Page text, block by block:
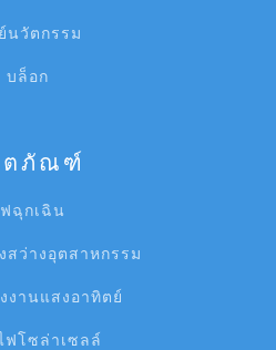
นวัตกรรม
บล็อก
ตภัณฑ์
ฉุกเฉิน
สว่างอุตสาหกรรม
งานแสงอาทิตย์
ฟโซล่าเซลล์